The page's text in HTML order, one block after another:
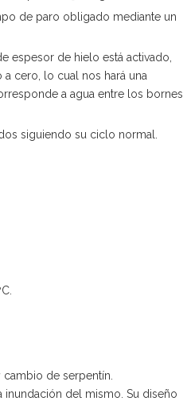
de paro obligado mediante un
espesor de hielo está activado,
cero, lo cual nos hará una
a agua entre los bornes
siguiendo su ciclo normal.
de serpentín.
del mismo. Su diseño